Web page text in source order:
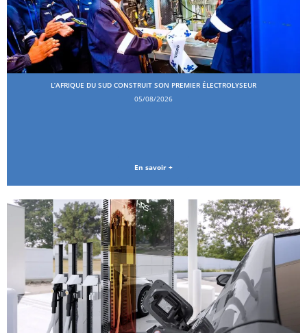
L’AFRIQUE DU SUD CONSTRUIT SON PREMIER ÉLECTROLYSEUR
05/08/2026
En savoir +